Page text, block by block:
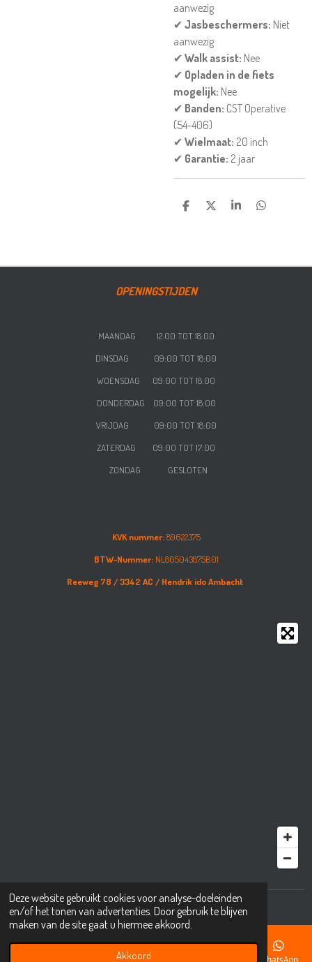
Deze website gebruikt cookies voor analyse-doeleinden
en/of het tonen van advertenties. Door gebruik te blijven
maken van de site gaat u hiermee akkoord.
Akkoord
aanwezig
✔ Jasbeschermers: Niet
aanwezig
✔ Walk assist: Nee
✔ Opladen in de fiets
mogelijk: Nee
✔ Banden: CST Operative
(54-406)
✔ Wielmaat: 20 inch
✔ Garantie: 2 jaar
DELENDEEL SHAREDELEN
OPENINGSTIJDEN
MAANDAG 12:00 TOT 18:00
DINSDAG 09:00 TOT 18:00
WOENSDAG 09:00 TOT 18:00
DONDERDAG 09:00 TOT 18:00
VRIJDAG
09:00 TOT 18:00
ZATERDAG 09:00 TOT 17:00
ZONDAG GESLOTEN
KVK nummer:89622375
BTW-Nummer:NL865043875B01
Reeweg 78 /3342 AC / Hendrik ido Ambacht
© 2001 - 2025 mkbıkes.nl
Telefoonnummer WhatsApp